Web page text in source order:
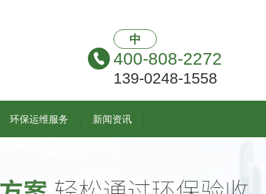
中
400-808-2272
139-0248-1558
环保运维服务 新闻资讯